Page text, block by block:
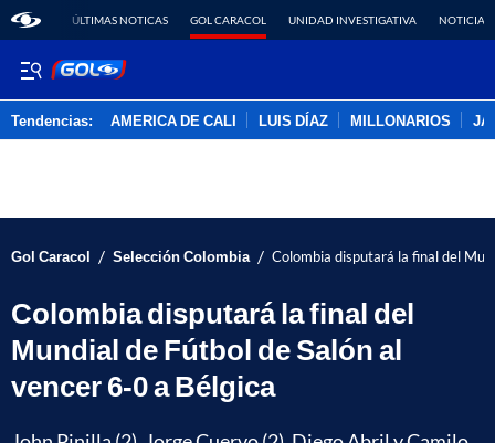
ÚLTIMAS NOTICAS GOL CARACOL UNIDAD INVESTIGATIVA NOTICIAS
Tendencias: AMERICA DE CALI LUIS DÍAZ MILLONARIOS
Gol Caracol / Selección Colombia / Colombia disputará la final del
Colombia disputará la final del
Mundial de Fútbol de Salón al
vencer 6-0 a Bélgica